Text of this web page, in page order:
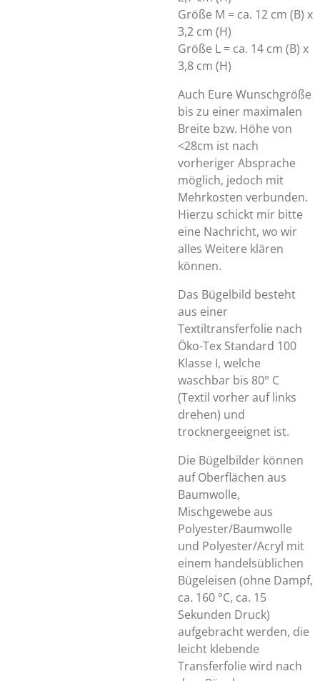
Größe M = ca. 12 cm (B) x
3,2 cm (H)
Größe L = ca. 14 cm (B) x
3,8 cm (H)
Auch Eure Wunschgröße
bis zu einer maximalen
Breite bzw. Höhe von
<28cm ist nach
vorheriger Absprache
möglich, jedoch mit
Mehrkosten verbunden.
Hierzu schickt mir bitte
eine Nachricht, wo wir
alles Weitere klären
können.
Das Bügelbild besteht
aus einer
Textiltransferfolie nach
Öko-Tex Standard 100
Klasse I, welche
waschbar bis 80° C
(Textil vorher auf links
drehen) und
trocknergeeignet ist.
Die Bügelbilder können
auf Oberflächen aus
Baumwolle,
Mischgewebe aus
Polyester/Baumwolle
und Polyester/Acryl mit
einem handelsüblichen
Bügeleisen (ohne Dampf,
ca. 160 °C, ca. 15
Sekunden Druck)
aufgebracht werden, die
leicht klebende
Transferfolie wird nach